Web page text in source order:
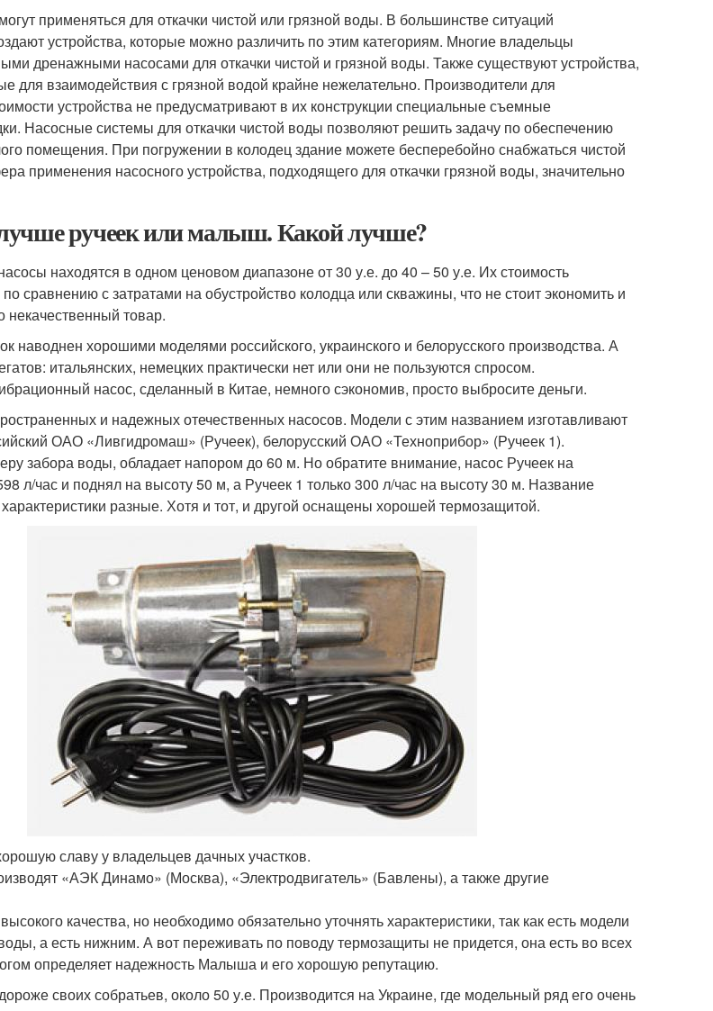
применяться для откачки чистой или грязной воды. В большинстве ситуаций
устройства, которые можно различить по этим категориям. Многие владельцы
дренажными насосами для откачки чистой и грязной воды. Также существуют устройства,
для взаимодействия с грязной водой крайне нежелательно. Производители для
устройства не предусматривают в их конструкции специальные съемные
Насосные системы для откачки чистой воды позволяют решить задачу по обеспечению
помещения. При погружении в колодец здание можете бесперебойно снабжаться чистой
применения насосного устройства, подходящего для откачки грязной воды, значительно
ручеек или малыш. Какой лучше?
находятся в одном ценовом диапазоне от 30 у.е. до 40 – 50 у.е. Их стоимость
сравнению с затратами на обустройство колодца или скважины, что не стоит экономить и
некачественный товар.
наводнен хорошими моделями российского, украинского и белорусского производства. А
итальянских, немецких практически нет или они не пользуются спросом.
насос, сделанный в Китае, немного сэкономив, просто выбросите деньги.
и надежных отечественных насосов. Модели с этим названием изготавливают
ОАО «Ливгидромаш» (Ручеек), белорусский ОАО «Техноприбор» (Ручеек 1).
забора воды, обладает напором до 60 м. Но обратите внимание, насос Ручеек на
л/час и поднял на высоту 50 м, а Ручеек 1 только 300 л/час на высоту 30 м. Название
характеристики разные. Хотя и тот, и другой оснащены хорошей термозащитой.
славу у владельцев дачных участков.
«АЭК Динамо» (Москва), «Электродвигатель» (Бавлены), а также другие
качества, но необходимо обязательно уточнять характеристики, так как есть модели
а есть нижним. А вот переживать по поводу термозащиты не придется, она есть во всех
определяет надежность Малыша и его хорошую репутацию.
своих собратьев, около 50 у.е. Производится на Украине, где модельный ряд его очень